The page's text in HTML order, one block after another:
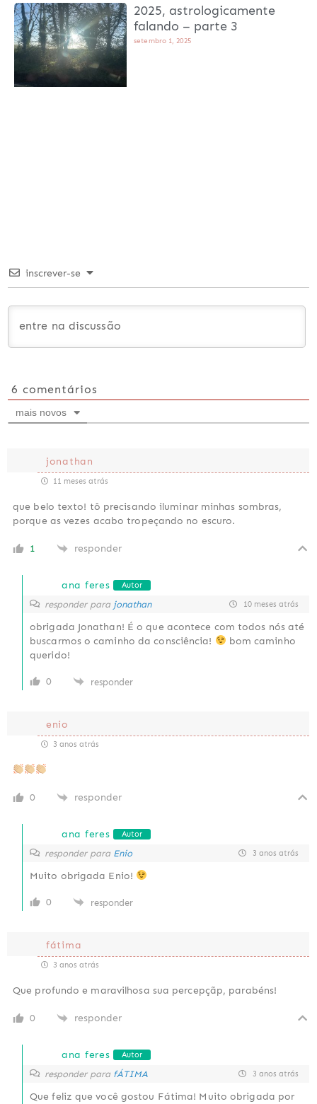
2025, astrologicamente
falando – parte 3
setembro 1, 2025
inscrever-se
6 comentários
mais novos
jonathan
11 meses atrás
que belo texto! tô precisando iluminar minhas sombras,
porque as vezes acabo tropeçando no escuro.
1 responder
ana feres Autor
responder para jonathan 10 meses atrás
obrigada Jonathan! É o que acontece com todos nós até
buscarmos o caminho da consciência!
bom caminho
querido!
0 responder
enio
3 anos atrás
0 responder
ana feres Autor
responder para Enio 3 anos atrás
Muito obrigada Enio!
0 responder
fátima
3 anos atrás
Que profundo e maravilhosa sua percepçãp, parabéns!
0 responder
ana feres Autor
responder para fÁTIMA 3 anos atrás
Que feliz que você gostou Fátima! Muito obrigada por